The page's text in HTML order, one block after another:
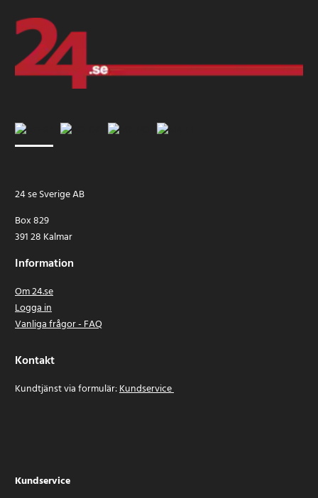
24 se Sverige AB
Box 829
391 28 Kalmar
Information
Om 24.se
Logga in
Vanliga frågor - FAQ
Kontakt
Kundtjänst via formulär:Kundservice
Kundservice